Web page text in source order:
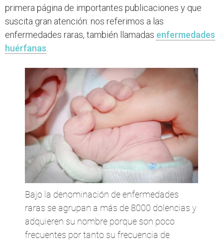
primera página de importantes publicaciones y que
suscita gran atención: nos referimos a las
enfermedades raras, también llamadas enfermedades
huérfanas
Bajo la denominación de enfermedades
raras se agrupan a más de 8000 dolencias y
adquieren su nombre porque son poco
frecuentes por tanto su frecuencia de